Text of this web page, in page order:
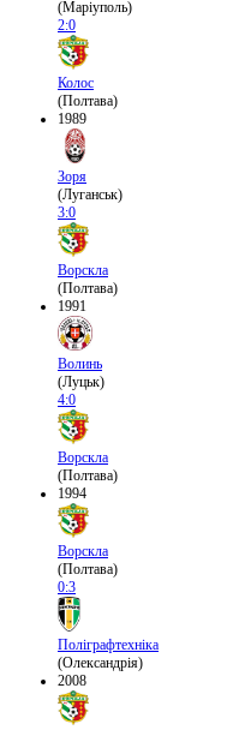
(Маріуполь)
2:0
Колос
(Полтава)
1989
Зоря
(Луганськ)
3:0
Ворскла
(Полтава)
1991
Волинь
(Луцьк)
4:0
Ворскла
(Полтава)
1994
Ворскла
(Полтава)
0:3
Поліграфтехніка
(Олександрія)
2008